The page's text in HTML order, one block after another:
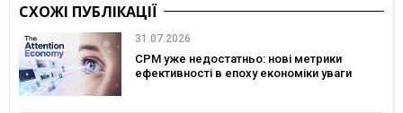
СХОЖІ ПУБЛІКАЦІЇ
31.07.2026
CPM уже недостатньо: нові метрики
ефективності в епоху економіки уваги